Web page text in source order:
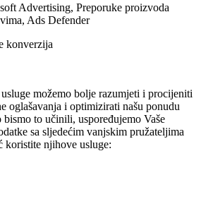
Advertising, Preporuke proizvoda
Ads Defender
konverzija
možemo bolje razumjeti i procijeniti
oglašavanja i optimizirati našu ponudu
bismo to učinili, uspoređujemo Vaše
sa sljedećim vanjskim pružateljima
koristite njihove usluge: